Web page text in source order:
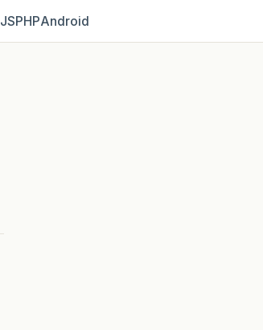
JSPHPAndroid